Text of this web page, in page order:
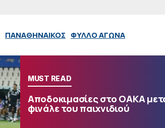
ΠΑΝΑΘΗΝΑΙΚΟΣ ΦΥΛΛΟ ΑΓΩΝΑ
MUST READ
Αποδοκιμασίες στο ΟΑΚΑ
φινάλε του παιχνιδιού